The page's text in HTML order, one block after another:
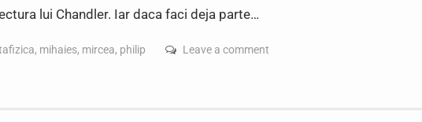
lui Chandler. Iar daca faci deja parte…
, mihaies, mircea, philip Leave a comment